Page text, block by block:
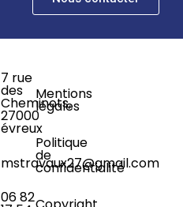
7 rue
des
Cheminots,
27000
évreux
mstravaux27@gmail.com
06 82
Mentions
légales
Politique
de
confidentialité